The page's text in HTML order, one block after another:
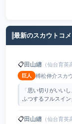
最新のスカウトコ
📋田山纏 （仙台育英
巨人 榑松伸介スカ
「思い切りがいい
ふつするフルスイ
📋田山纏 （仙台育英